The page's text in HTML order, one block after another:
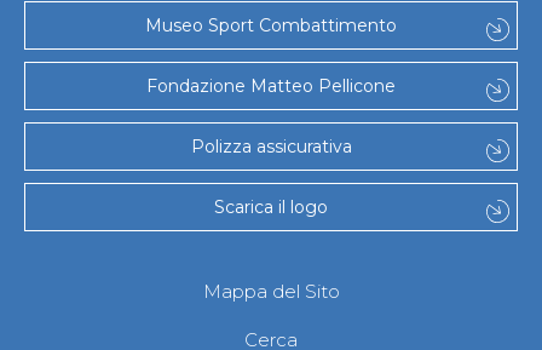
Museo Sport Combattimento
Fondazione Matteo Pellicone
Polizza assicurativa
Scarica il logo
Mappa del Sito
Cerca